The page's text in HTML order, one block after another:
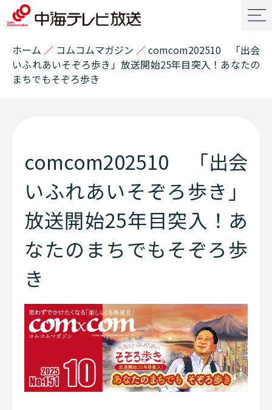
ホーム ／ コムコムマガジン ／comcom202510 「出会
いふれあいそぞろ歩き」放送開始25年目突入！あなたの
まちでもそぞろ歩き
comcom202510 「出会
いふれあいそぞろ歩き」
放送開始25年目突入！あ
なたのまちでもそぞろ歩
き